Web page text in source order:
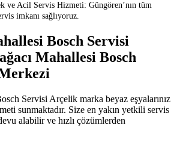
ve Acil Servis Hizmeti: Güngören’nın tüm
imkanı sağlıyoruz.
Bosch Servisi
Mahallesi Bosch
Servisi Arçelik marka beyaz eşyalarınız
sunmaktadır. Size en yakın yetkili servis
alabilir ve hızlı çözümlerden